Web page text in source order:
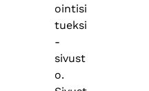
ointisi
tueksi
-
sivust
o.